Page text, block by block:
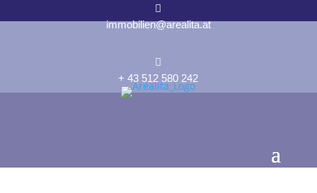

immobilien@arealita.at

+ 43 512 580 242